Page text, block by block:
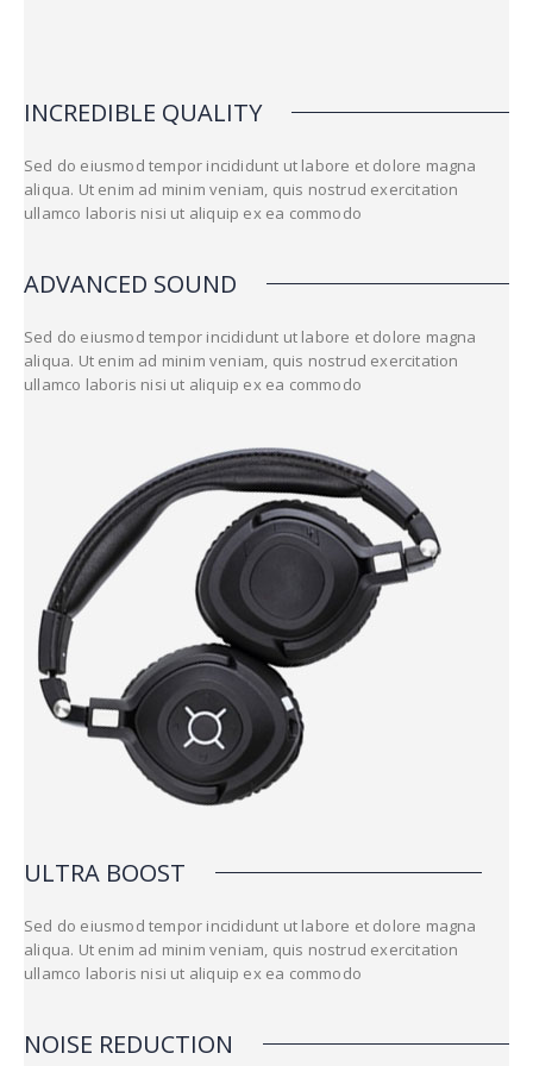
INCREDIBLE QUALITY
Sed do eiusmod tempor incididunt ut labore et dolore magna
aliqua. Ut enim ad minim veniam, quis nostrud exercitation
ullamco laboris nisi ut aliquip ex ea commodo
ADVANCED SOUND
Sed do eiusmod tempor incididunt ut labore et dolore magna
aliqua. Ut enim ad minim veniam, quis nostrud exercitation
ullamco laboris nisi ut aliquip ex ea commodo
ULTRA BOOST
Sed do eiusmod tempor incididunt ut labore et dolore magna
aliqua. Ut enim ad minim veniam, quis nostrud exercitation
ullamco laboris nisi ut aliquip ex ea commodo
NOISE REDUCTION